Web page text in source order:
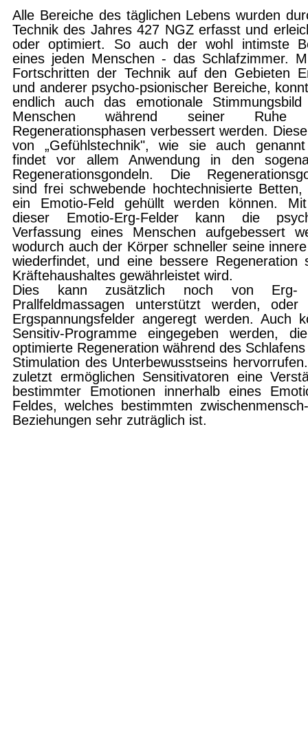
Alle Bereiche des täglichen Lebens wurden
Technik des Jahres 427 NGZ erfasst und
oder optimiert. So auch der wohl intimste
eines jeden Menschen - das Schlafzimmer.
Fortschritten der Technik auf den Gebieten
und anderer psycho-psionischer Bereiche,
endlich auch das emotionale Stimmungsbild
Menschen während seiner Ruhe
Regenerationsphasen verbessert werden.
von „Gefühlstechnik", wie sie auch
findet vor allem Anwendung in den
Regenerationsgondeln. Die
sind frei schwebende hochtechnisierte
ein Emotio-Feld gehüllt werden können.
dieser Emotio-Erg-Felder kann die
Verfassung eines Menschen aufgebessert
wodurch auch der Körper schneller seine
wiederfindet, und eine bessere Regeneration
Kräftehaushaltes gewährleistet wird.
Dies kann zusätzlich noch von Erg-
Prallfeldmassagen unterstützt werden, oder
Ergspannungsfelder angeregt werden. Auch
Sensitiv-Programme eingegeben werden,
optimierte Regeneration während des
Stimulation des Unterbewusstseins
zuletzt ermöglichen Sensitivatoren eine
bestimmter Emotionen innerhalb eines
Feldes, welches bestimmten
Beziehungen sehr zuträglich ist.